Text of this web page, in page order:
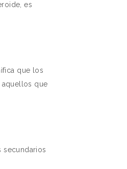
es
que los
aquellos que
secundarios